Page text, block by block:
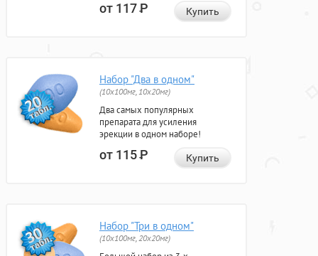
от 117Р Купить
Набор "Два в одном"
(10x100мг, 10x20мг)
Два самых популярных
препарата для усиления
эрекции в одном наборе!
от 115Р Купить
Набор "Три в одном"
(10x100мг, 20x20мг)